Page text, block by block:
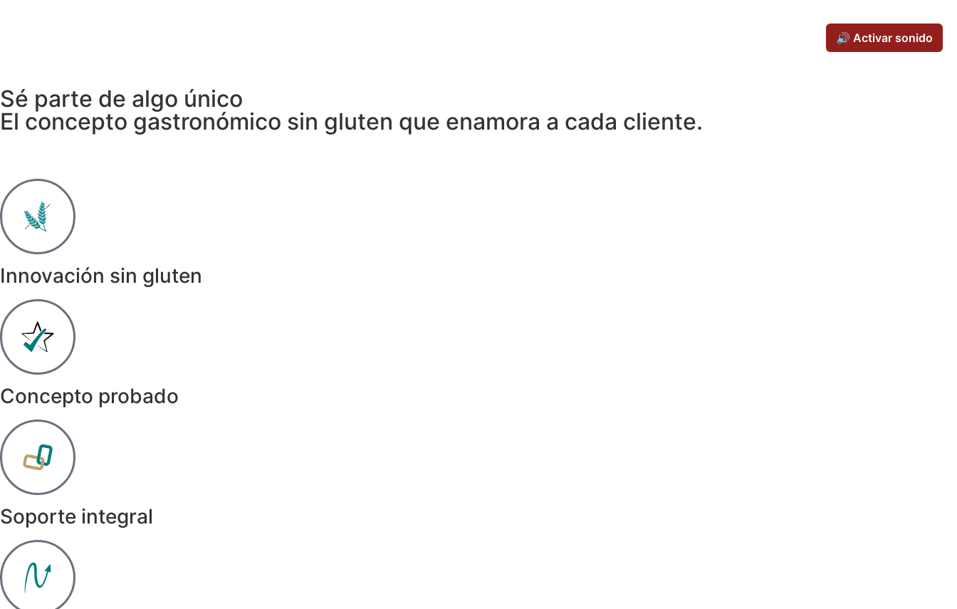
Sé parte de algo único
El concepto gastronómico sin gluten que enamora a cada cliente.
Innovación sin gluten
Concepto probado
Soporte integral
🔊 Activar sonido